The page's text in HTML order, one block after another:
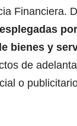
Financiera.
bienes y
de
o